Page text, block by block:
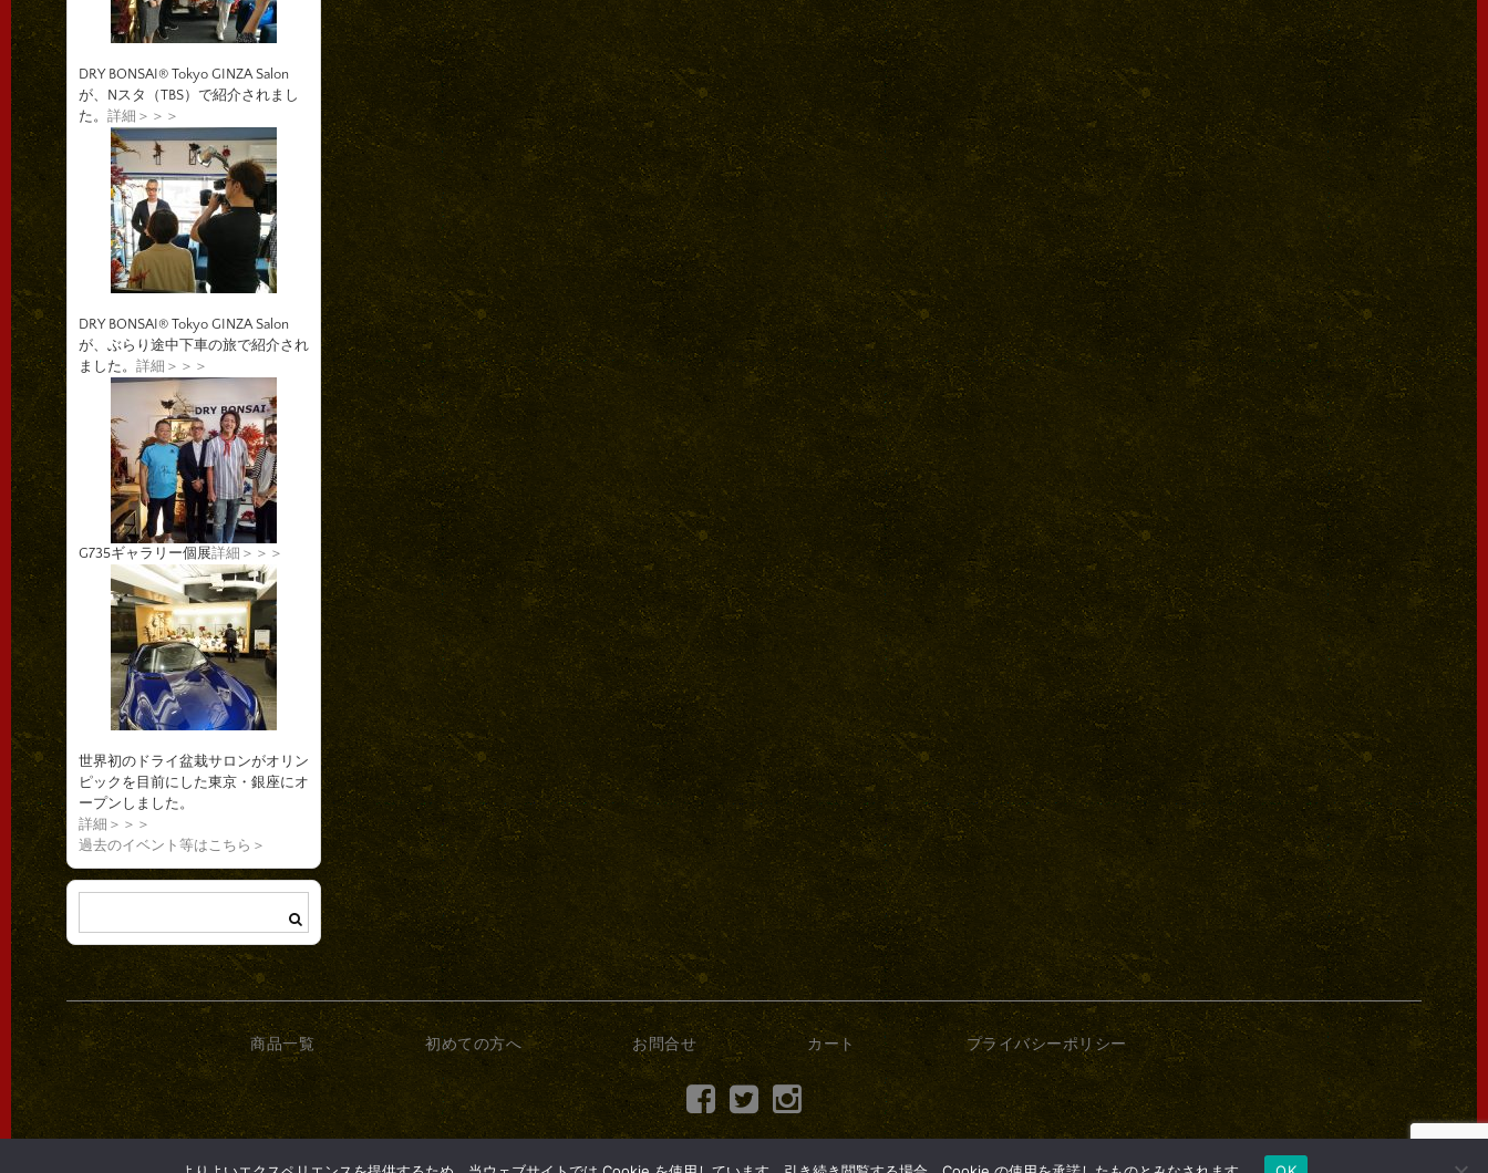
DRY BONSAI® Tokyo GINZA Salon
が、Nスタ（TBS）で紹介されまし
た。 詳細＞＞＞
DRY BONSAI® Tokyo GINZA Salon
が、ぶらり途中下車の旅で紹介され
ました。 詳細＞＞＞
G735ギャラリー個展詳細＞＞＞
世界初のドライ盆栽サロンがオリン
ピックを目前にした東京・銀座にオ
ープンしました。
詳細＞＞＞
過去のイベント等はこちら＞
商品一覧 初めての方へ お問合せ カート プライバシーポリシー